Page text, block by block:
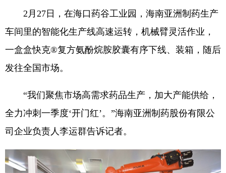
2月27日，在海口药谷工业园，海南亚洲制药生产
车间里的智能化生产线高速运转，机械臂灵活作业，
一盒盒快克®复方氨酚烷胺胶囊有序下线、装箱，随后
发往全国市场。
“我们聚焦市场高需求药品生产，加大产能供给，
全力冲刺一季度‘开门红’。”海南亚洲制药股份有限公
司企业负责人李运群告诉记者。